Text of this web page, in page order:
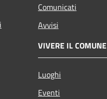
Comunicati
Avvisi
VIVERE IL COMUNE
Luoghi
Eventi